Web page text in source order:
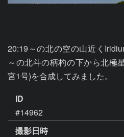
20:19～の北の空の山近く
～の北斗の柄杓の下から北極
宮1号)を合成してみました。
ID
#14962
撮影日時